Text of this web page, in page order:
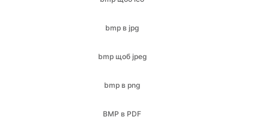
bmp щоб jpeg
bmp в png
BMP в PDF
bmp в SVG